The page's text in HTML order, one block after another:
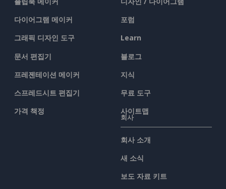
다이어그램 메이커
그래픽 디자인 도구
문서 편집기
프레젠테이션 메이커
스프레드시트 편집기
가격 책정
포럼
Learn
블로그
지식
무료 도구
사이트맵
회사
회사 소개
새 소식
보도 자료 키트